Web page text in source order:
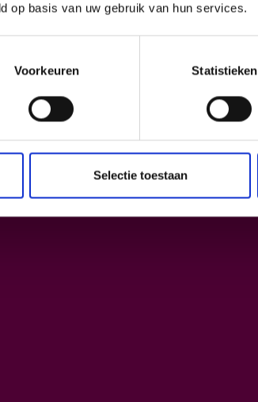
op basis van uw gebruik van hun services.
Voorkeuren Statistieken
Selectie toestaan